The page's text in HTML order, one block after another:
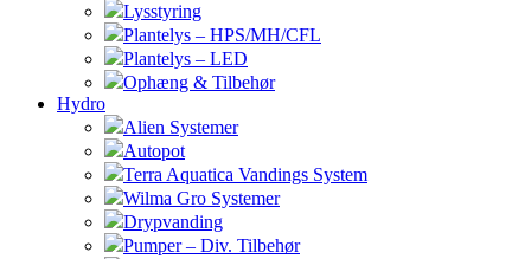
Lysstyring
Plantelys – HPS/MH/CFL
Plantelys – LED
Ophæng & Tilbehør
Hydro
Alien Systemer
Autopot
Terra Aquatica Vandings System
Wilma Gro Systemer
Drypvanding
Pumper – Div. Tilbehør